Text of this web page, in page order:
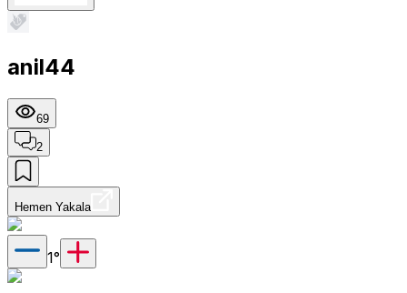
anil44
69
2
Hemen Yakala
1°